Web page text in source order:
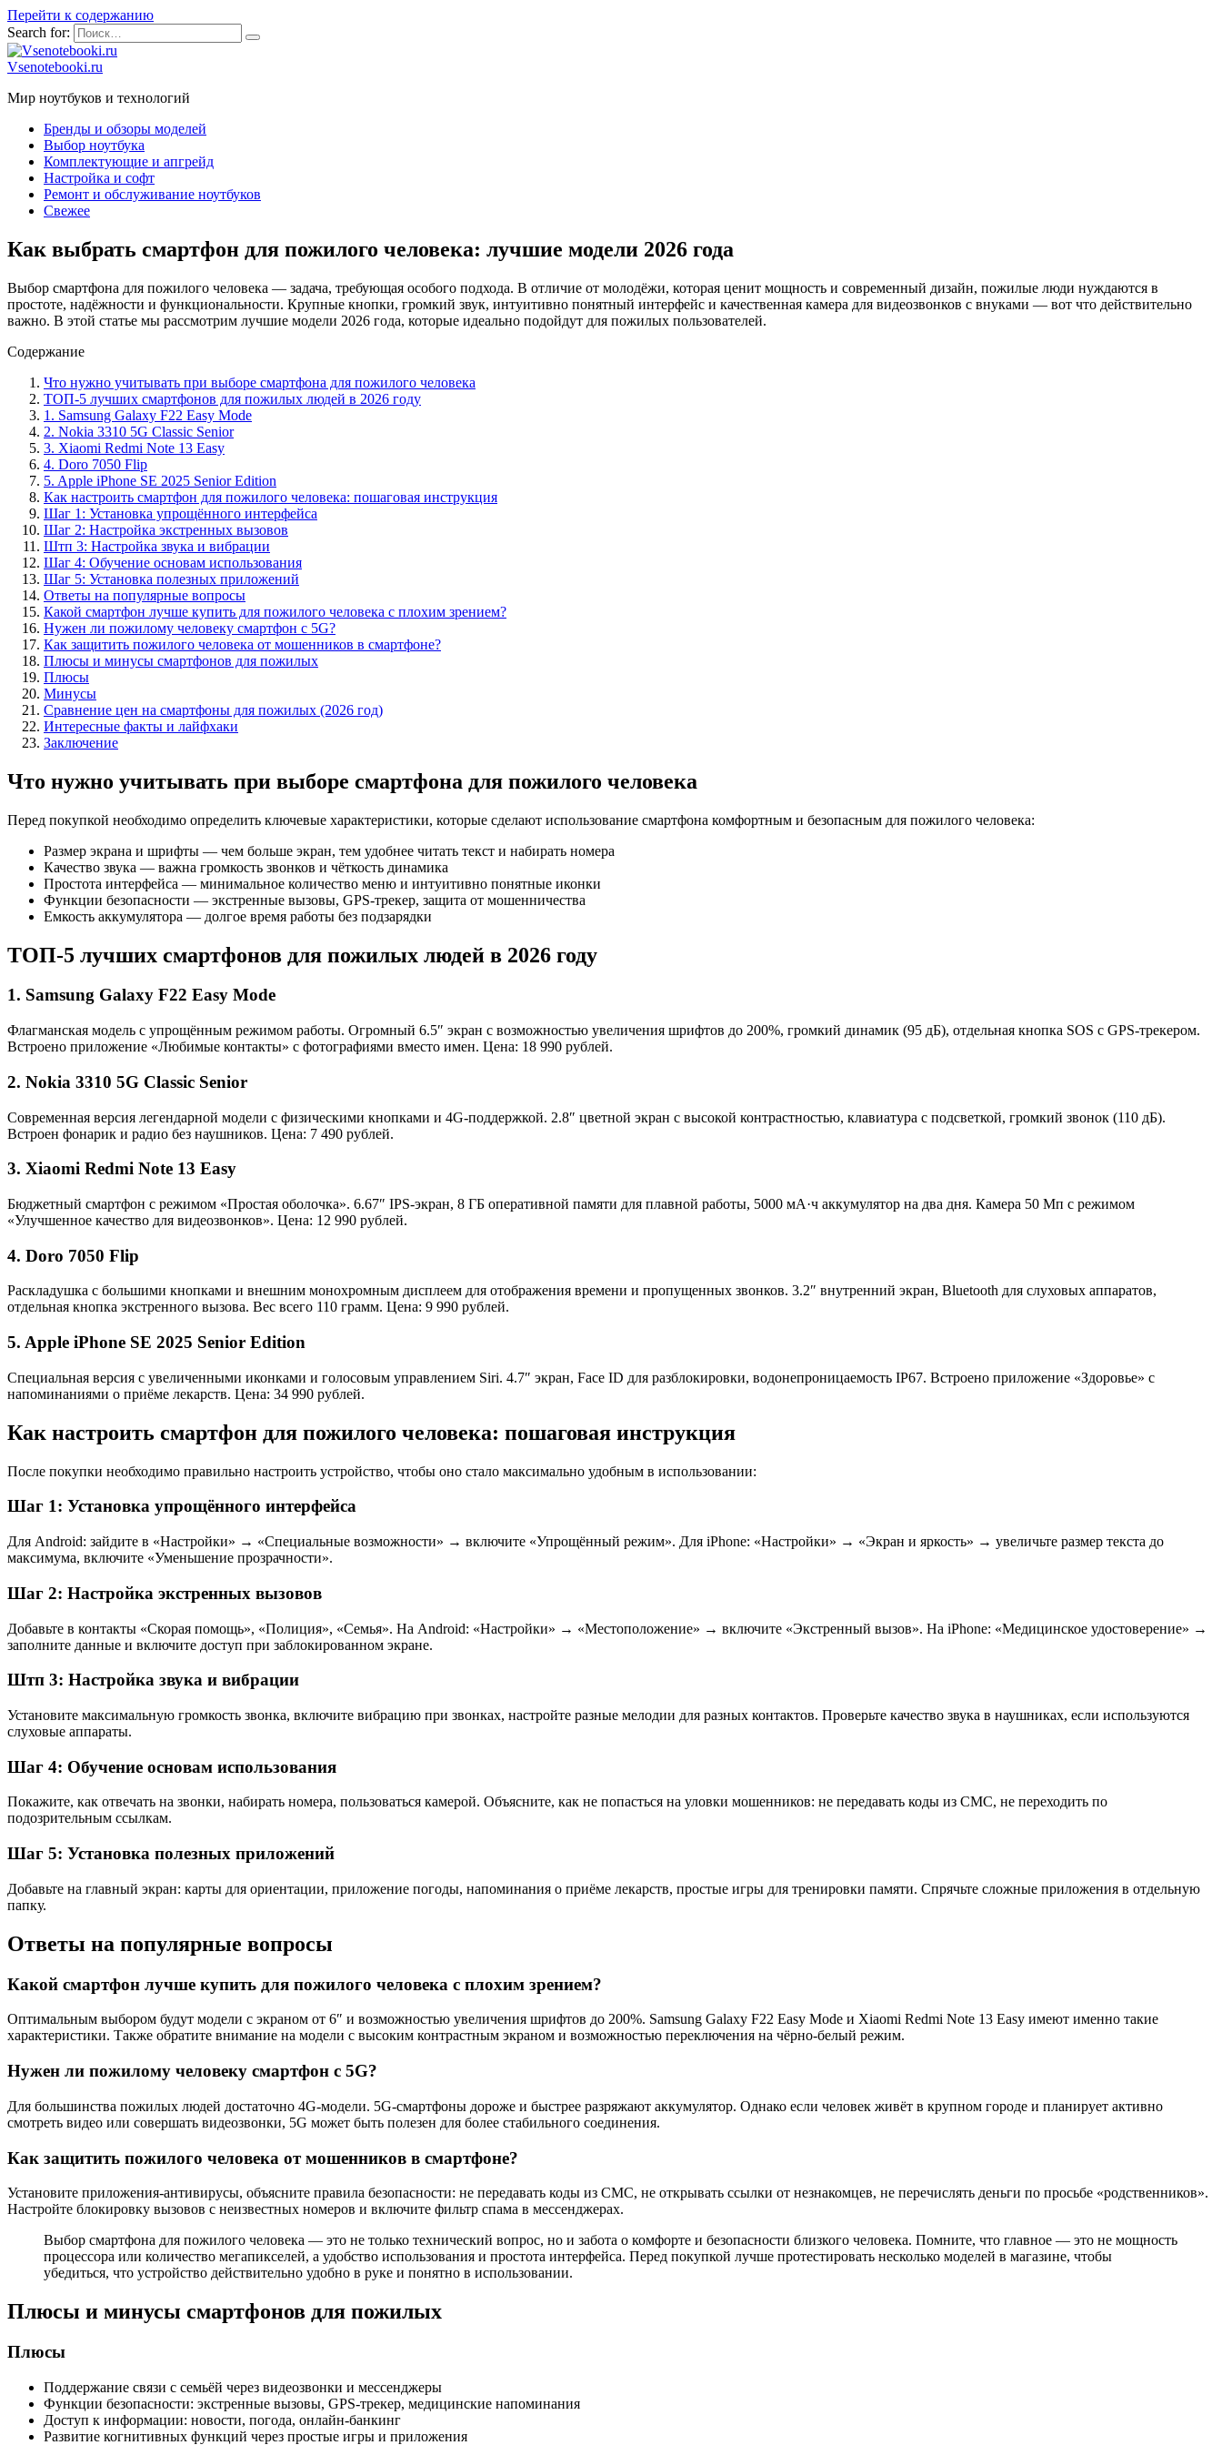
Перейти к содержанию
Search for:
Vsenotebooki.ru
Мир ноутбуков и технологий
Бренды и обзоры моделей
Выбор ноутбука
Комплектующие и апгрейд
Настройка и софт
Ремонт и обслуживание ноутбуков
Свежее
Как выбрать смартфон для пожилого человека: лучшие модели 2026 года
Выбор смартфона для пожилого человека — задача, требующая особого подхода. В отличие от молодёжи, которая ценит мощность и современный дизайн, пожилые люди нуждаются в
простоте, надёжности и функциональности. Крупные кнопки, громкий звук, интуитивно понятный интерфейс и качественная камера для видеозвонков с внуками — вот что действительно
важно. В этой статье мы рассмотрим лучшие модели 2026 года, которые идеально подойдут для пожилых пользователей.
Содержание
Что нужно учитывать при выборе смартфона для пожилого человека
ТОП-5 лучших смартфонов для пожилых людей в 2026 году
1. Samsung Galaxy F22 Easy Mode
2. Nokia 3310 5G Classic Senior
3. Xiaomi Redmi Note 13 Easy
4. Doro 7050 Flip
5. Apple iPhone SE 2025 Senior Edition
Как настроить смартфон для пожилого человека: пошаговая инструкция
Шаг 1: Установка упрощённого интерфейса
Шаг 2: Настройка экстренных вызовов
Штп 3: Настройка звука и вибрации
Шаг 4: Обучение основам использования
Шаг 5: Установка полезных приложений
Ответы на популярные вопросы
Какой смартфон лучше купить для пожилого человека с плохим зрением?
Нужен ли пожилому человеку смартфон с 5G?
Как защитить пожилого человека от мошенников в смартфоне?
Плюсы и минусы смартфонов для пожилых
Плюсы
Минусы
Сравнение цен на смартфоны для пожилых (2026 год)
Интересные факты и лайфхаки
Заключение
Что нужно учитывать при выборе смартфона для пожилого человека
Перед покупкой необходимо определить ключевые характеристики, которые сделают использование смартфона комфортным и безопасным для пожилого человека:
Размер экрана и шрифты — чем больше экран, тем удобнее читать текст и набирать номера
Качество звука — важна громкость звонков и чёткость динамика
Простота интерфейса — минимальное количество меню и интуитивно понятные иконки
Функции безопасности — экстренные вызовы, GPS-трекер, защита от мошенничества
Емкость аккумулятора — долгое время работы без подзарядки
ТОП-5 лучших смартфонов для пожилых людей в 2026 году
1. Samsung Galaxy F22 Easy Mode
Флагманская модель с упрощённым режимом работы. Огромный 6.5″ экран с возможностью увеличения шрифтов до 200%, громкий динамик (95 дБ), отдельная кнопка SOS с GPS-трекером.
Встроено приложение «Любимые контакты» с фотографиями вместо имен. Цена: 18 990 рублей.
2. Nokia 3310 5G Classic Senior
Современная версия легендарной модели с физическими кнопками и 4G-поддержкой. 2.8″ цветной экран с высокой контрастностью, клавиатура с подсветкой, громкий звонок (110 дБ).
Встроен фонарик и радио без наушников. Цена: 7 490 рублей.
3. Xiaomi Redmi Note 13 Easy
Бюджетный смартфон с режимом «Простая оболочка». 6.67″ IPS-экран, 8 ГБ оперативной памяти для плавной работы, 5000 мА·ч аккумулятор на два дня. Камера 50 Мп с режимом
«Улучшенное качество для видеозвонков». Цена: 12 990 рублей.
4. Doro 7050 Flip
Раскладушка с большими кнопками и внешним монохромным дисплеем для отображения времени и пропущенных звонков. 3.2″ внутренний экран, Bluetooth для слуховых аппаратов,
отдельная кнопка экстренного вызова. Вес всего 110 грамм. Цена: 9 990 рублей.
5. Apple iPhone SE 2025 Senior Edition
Специальная версия с увеличенными иконками и голосовым управлением Siri. 4.7″ экран, Face ID для разблокировки, водонепроницаемость IP67. Встроено приложение «Здоровье» с
напоминаниями о приёме лекарств. Цена: 34 990 рублей.
Как настроить смартфон для пожилого человека: пошаговая инструкция
После покупки необходимо правильно настроить устройство, чтобы оно стало максимально удобным в использовании:
Шаг 1: Установка упрощённого интерфейса
Для Android: зайдите в «Настройки» → «Специальные возможности» → включите «Упрощённый режим». Для iPhone: «Настройки» → «Экран и яркость» → увеличьте размер текста до
максимума, включите «Уменьшение прозрачности».
Шаг 2: Настройка экстренных вызовов
Добавьте в контакты «Скорая помощь», «Полиция», «Семья». На Android: «Настройки» → «Местоположение» → включите «Экстренный вызов». На iPhone: «Медицинское удостоверение» →
заполните данные и включите доступ при заблокированном экране.
Штп 3: Настройка звука и вибрации
Установите максимальную громкость звонка, включите вибрацию при звонках, настройте разные мелодии для разных контактов. Проверьте качество звука в наушниках, если используются
слуховые аппараты.
Шаг 4: Обучение основам использования
Покажите, как отвечать на звонки, набирать номера, пользоваться камерой. Объясните, как не попасться на уловки мошенников: не передавать коды из СМС, не переходить по
подозрительным ссылкам.
Шаг 5: Установка полезных приложений
Добавьте на главный экран: карты для ориентации, приложение погоды, напоминания о приёме лекарств, простые игры для тренировки памяти. Спрячьте сложные приложения в отдельную
папку.
Ответы на популярные вопросы
Какой смартфон лучше купить для пожилого человека с плохим зрением?
Оптимальным выбором будут модели с экраном от 6″ и возможностью увеличения шрифтов до 200%. Samsung Galaxy F22 Easy Mode и Xiaomi Redmi Note 13 Easy имеют именно такие
характеристики. Также обратите внимание на модели с высоким контрастным экраном и возможностью переключения на чёрно-белый режим.
Нужен ли пожилому человеку смартфон с 5G?
Для большинства пожилых людей достаточно 4G-модели. 5G-смартфоны дороже и быстрее разряжают аккумулятор. Однако если человек живёт в крупном городе и планирует активно
смотреть видео или совершать видеозвонки, 5G может быть полезен для более стабильного соединения.
Как защитить пожилого человека от мошенников в смартфоне?
Установите приложения-антивирусы, объясните правила безопасности: не передавать коды из СМС, не открывать ссылки от незнакомцев, не перечислять деньги по просьбе «родственников».
Настройте блокировку вызовов с неизвестных номеров и включите фильтр спама в мессенджерах.
Выбор смартфона для пожилого человека — это не только технический вопрос, но и забота о комфорте и безопасности близкого человека. Помните, что главное — это не мощность
процессора или количество мегапикселей, а удобство использования и простота интерфейса. Перед покупкой лучше протестировать несколько моделей в магазине, чтобы
убедиться, что устройство действительно удобно в руке и понятно в использовании.
Плюсы и минусы смартфонов для пожилых
Плюсы
Поддержание связи с семьёй через видеозвонки и мессенджеры
Функции безопасности: экстренные вызовы, GPS-трекер, медицинские напоминания
Доступ к информации: новости, погода, онлайн-банкинг
Развитие когнитивных функций через простые игры и приложения